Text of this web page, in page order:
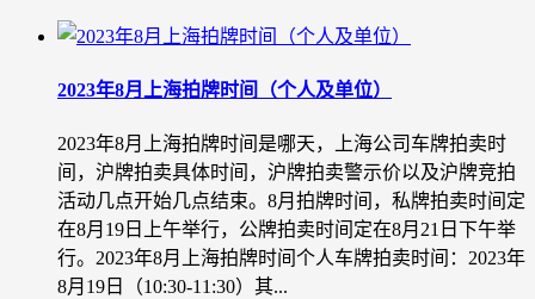
2023年8月上海拍牌时间（个人及单位）
2023年8月上海拍牌时间是哪天，上海公司车牌拍卖时
间，沪牌拍卖具体时间，沪牌拍卖警示价以及沪牌竞拍
活动几点开始几点结束。8月拍牌时间，私牌拍卖时间定
在8月19日上午举行，公牌拍卖时间定在8月21日下午举
行。2023年8月上海拍牌时间个人车牌拍卖时间：2023年
8月19日（10:30-11:30）其...